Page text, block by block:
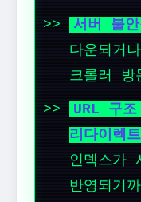
서버 불
다운되거
크롤러 방
URL 구
리다이렉
인덱스가
반영되기